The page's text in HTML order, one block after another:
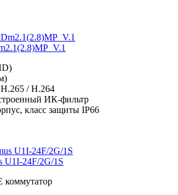
/ H.264
ИК-фильтр
класс защиты IР66
U1I-24F/2G/1S
коммутатор